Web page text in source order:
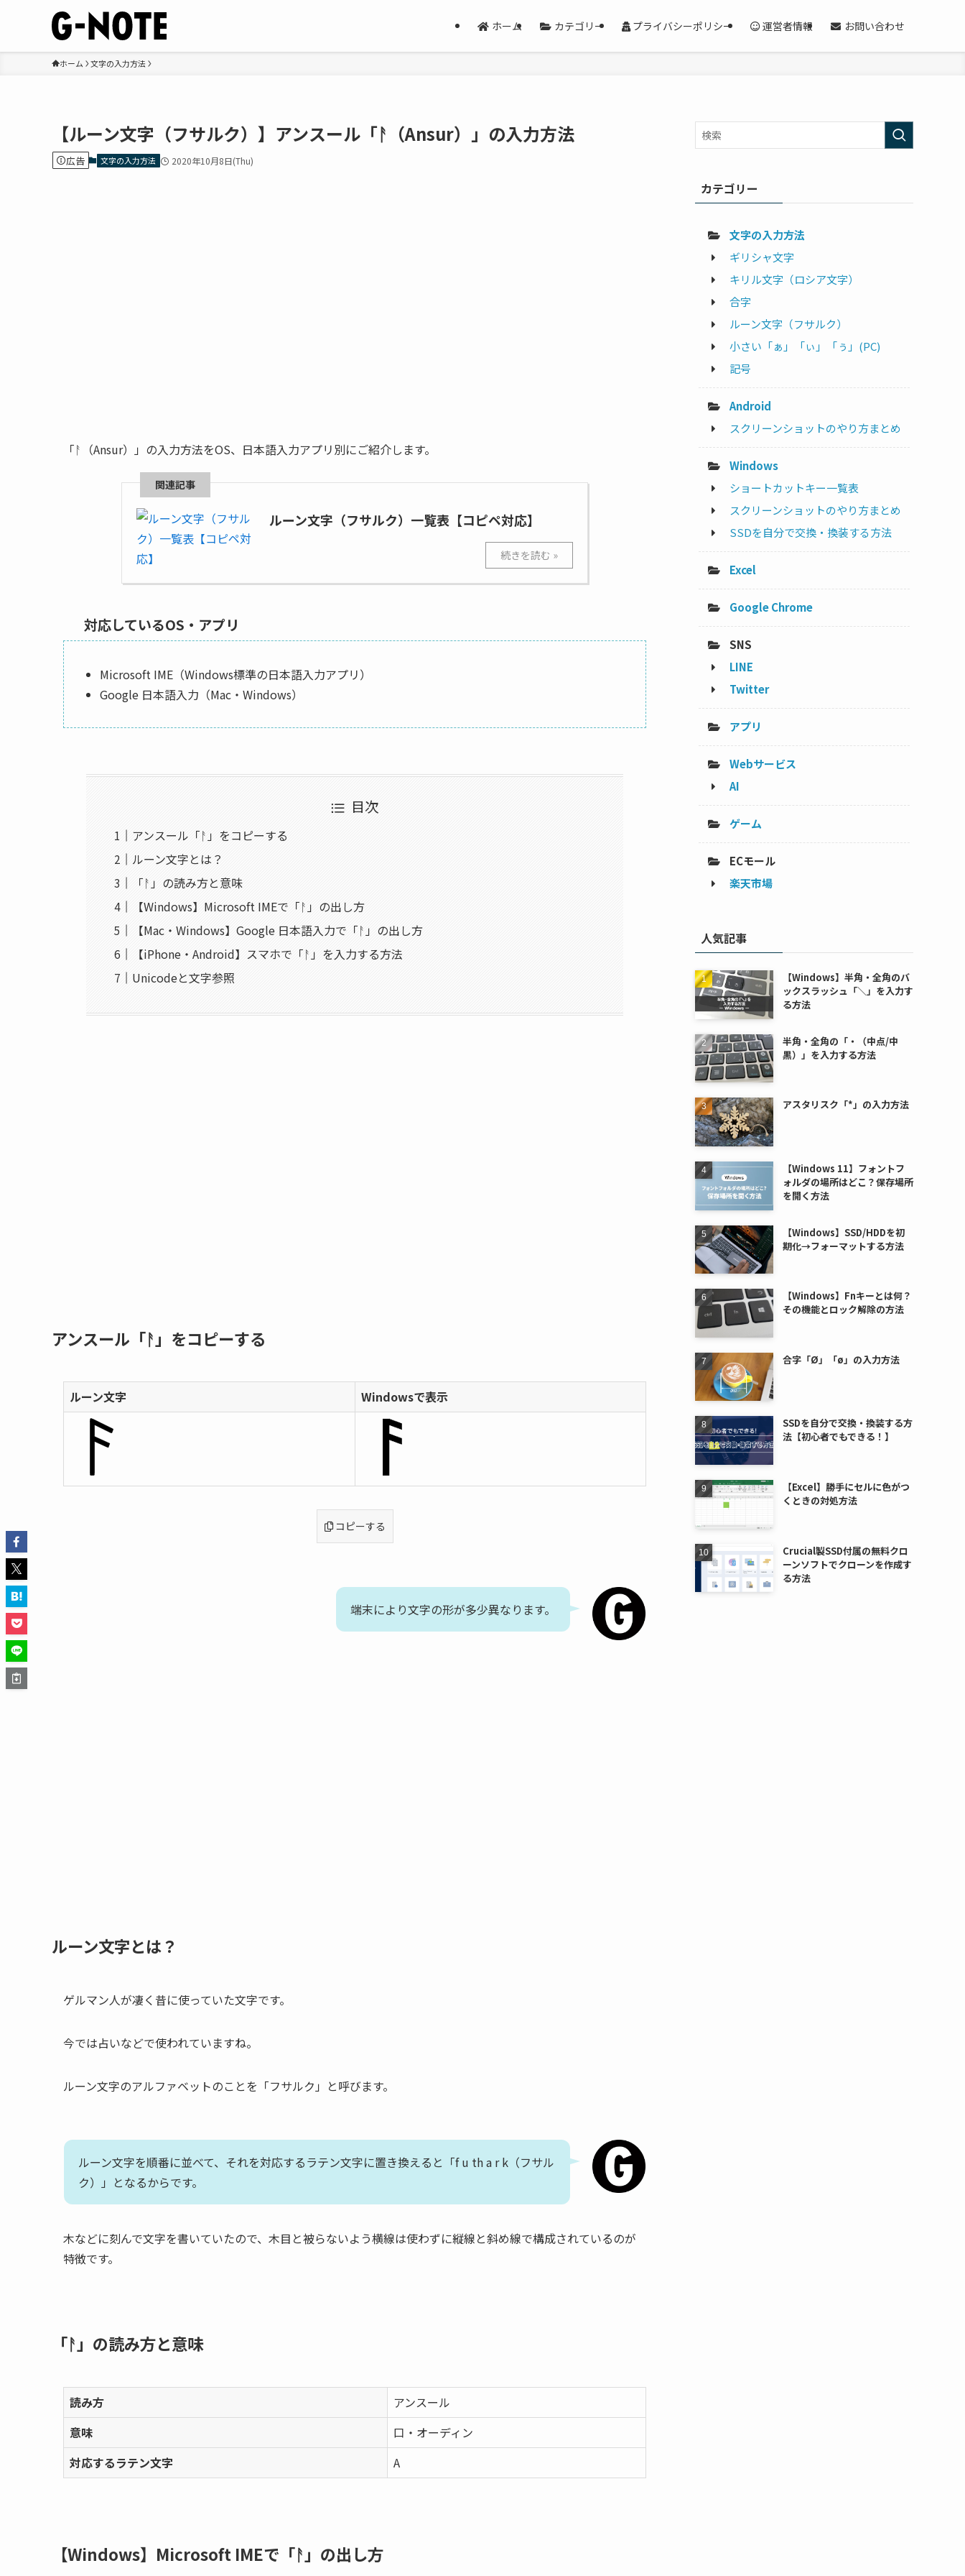
ホーム カテゴリー プライバシーポリシー 運営者情報 お問い合わせ
ホーム 文字の入力方法
【ルーン文字（フサルク）】アンスール「ᚨ（Ansur）」の入力方法
広告 文字の入力方法 2020年10月8日(Thu)
「ᚨ（Ansur）」の入力方法をOS、日本語入力アプリ別にご紹介します。
ルーン文字（フサルク）一覧表【コピペ対応】
対応しているOS・アプリ
Microsoft IME（Windows標準の日本語入力アプリ）
Google 日本語入力（Mac・Windows）
目次
アンスール「ᚨ」をコピーする
ルーン文字とは？
「ᚨ」の読み方と意味
【Windows】Microsoft IMEで「ᚨ」の出し方
【Mac・Windows】Google 日本語入力で「ᚨ」の出し方
【iPhone・Android】スマホで「ᚨ」を入力する方法
Unicodeと文字参照
アンスール「ᚨ」をコピーする
ルーン文字 Windowsで表示
コピーする
端末により文字の形が多少異なります。
ルーン文字とは？
ゲルマン人が凄く昔に使っていた文字です。
今では占いなどで使われていますね。
ルーン文字のアルファベットのことを「フサルク」と呼びます。
ルーン文字を順番に並べて、それを対応するラテン文字に置き換えると「f u th a r k（フサル
ク）」となるからです。
木などに刻んで文字を書いていたので、木目と被らないよう横線は使わずに縦線と斜め線で構成されているのが
特徴です。
「ᚨ」の読み方と意味
読み方
アンスール
意味
口・オーディン
対応するラテン文字
A
【Windows】Microsoft IMEで「ᚨ」の出し方
カテゴリー
文字の入力方法
ギリシャ文字
キリル文字（ロシア文字）
合字
ルーン文字（フサルク）
小さい「ぁ」「ぃ」「ぅ」(PC)
記号
Android
スクリーンショットのやり方まとめ
Windows
ショートカットキー一覧表
スクリーンショットのやり方まとめ
SSDを自分で交換・換装する方法
Excel
Google Chrome
SNS
LINE
Twitter
アプリ
Webサービス
AI
ゲーム
ECモール
楽天市場
人気記事
【Windows】半角・全角のバ
ックスラッシュ「＼」を入力す
る方法
半角・全角の「・（中点/中
黒）」を入力する方法
アスタリスク「*」の入力方法
【Windows 11】フォントフ
ォルダの場所はどこ？保存場所
を開く方法
【Windows】SSD/HDDを初
期化→フォーマットする方法
【Windows】Fnキーとは何？
その機能とロック解除の方法
合字「Ø」「ø」の入力方法
SSDを自分で交換・換装する方
法【初心者でもできる！】
【Excel】勝手にセルに色がつ
くときの対処方法
Crucial製SSD付属の無料クロ
ーンソフトでクローンを作成す
る方法